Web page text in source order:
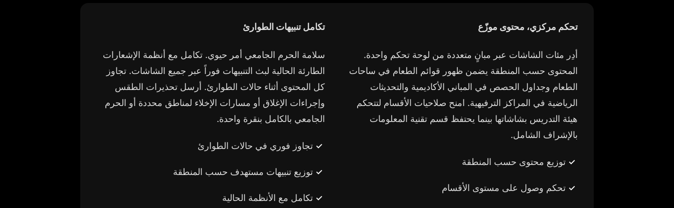
تحكم مركزي، محتوى موزّع
أدِر مئات الشاشات عبر مبانٍ متعددة من لوحة تحكم واحدة.
المحتوى حسب المنطقة يضمن ظهور قوائم الطعام في ساحات
الطعام وجداول الحصص في المباني الأكاديمية والتحديثات
الرياضية في المراكز الترفيهية. امنح صلاحيات الأقسام لتتحكم
هيئة التدريس بشاشاتها بينما يحتفظ قسم تقنية المعلومات
بالإشراف الشامل.
توزيع محتوى حسب المنطقة
تحكم وصول على مستوى الأقسام
تكامل تنبيهات الطوارئ
سلامة الحرم الجامعي أمر حيوي. تكامل مع أنظمة الإشعارات
الطارئة الحالية لبث التنبيهات فوراً عبر جميع الشاشات. تجاوز
كل المحتوى أثناء حالات الطوارئ. أرسل تحذيرات الطقس
وإجراءات الإغلاق أو مسارات الإخلاء لمناطق محددة أو الحرم
الجامعي بالكامل بنقرة واحدة.
تجاوز فوري في حالات الطوارئ
توزيع تنبيهات مستهدف حسب المنطقة
تكامل مع الأنظمة الحالية